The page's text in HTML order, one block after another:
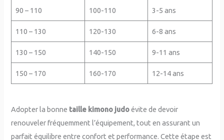
90 – 110 100-110 3-5 ans
110 – 130 120-130 6-8 ans
130 – 150 140-150 9-11 ans
150 – 170 160-170 12-14 ans
Adopter la bonne taille kimono judoévite de devoir
renouveler fréquemment l’équipement, tout en assurant un
parfait équilibre entre confort et performance. Cette étape est